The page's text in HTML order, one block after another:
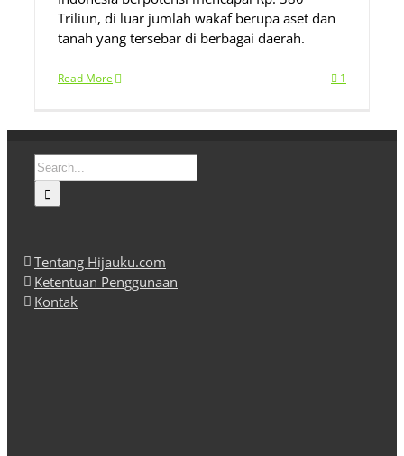
Triliun, di luar jumlah wakaf berupa aset dan
tanah yang tersebar di berbagai daerah.
Read More 1
Search
for:
Tentang Hijauku.com
Ketentuan Penggunaan
Kontak